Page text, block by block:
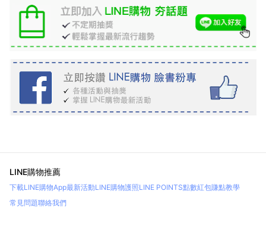
LINE購物推薦
下載LINE購物App最新活動LINE購物護照LINE POINTS點數紅包賺點教學
常見問題聯絡我們